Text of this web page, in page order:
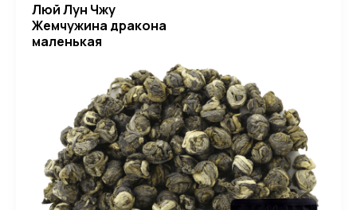
Люй Лун Чжу
Жемчужина дракона
маленькая